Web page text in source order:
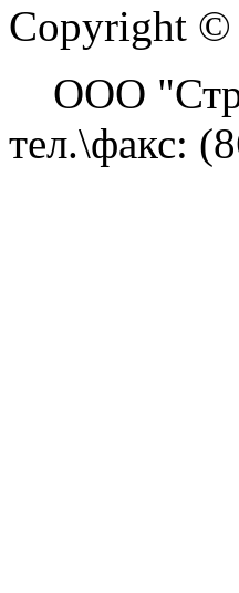
Copyright ©
ООО
тел.\факс: